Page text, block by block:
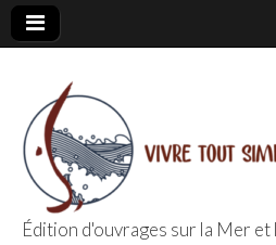
Édition d'ouvrages sur la Mer